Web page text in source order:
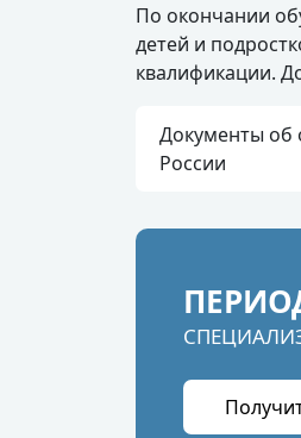
По окончании
детей и
квалификации.
Документы об
России